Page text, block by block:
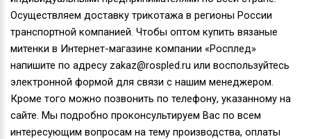
Осуществляем доставку трикотажа в регионы России
транспортной компанией. Чтобы оптом купить вязаные
митенки в Интернет-магазине компании «Росплед»
напишите по адресу zakaz@rospled.ru или воспользуйтесь
электронной формой для связи с нашим менеджером.
Кроме того можно позвонить по телефону, указанному на
сайте. Мы подробно проконсультируем Вас по всем
интересующим вопросам на тему производства, оплаты